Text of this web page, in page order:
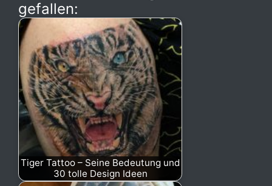
gefallen:
Tiger Tattoo – Seine Bedeutung und
30 tolle Design Ideen